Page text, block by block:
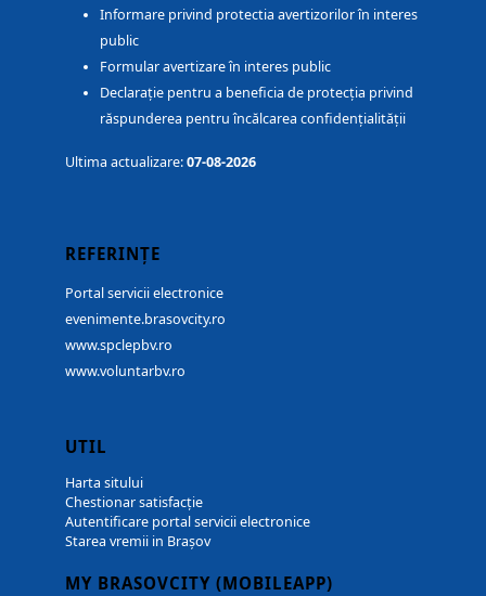
Informare privind protectia avertizorilor în interes
public
Formular avertizare în interes public
Declarație pentru a beneficia de protecția privind
răspunderea pentru încălcarea confidențialității
Ultima actualizare:07-08-2026
REFERINȚE
Portal servicii electronice
evenimente.brasovcity.ro
www.spclepbv.ro
www.voluntarbv.ro
UTIL
Harta sitului
Chestionar satisfacție
Autentificare portal servicii electronice
Starea vremii in Brașov
MY BRASOVCITY (MOBILEAPP)